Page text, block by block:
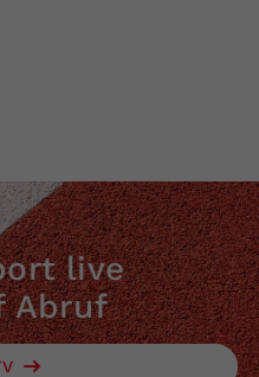
live
Abruf